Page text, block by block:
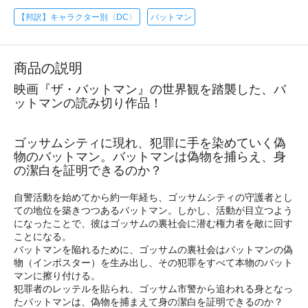
【邦訳】キャラクター別〈DC〉 バットマン
商品の説明
映画『ザ・バットマン』の世界観を踏襲した、バ
ットマンの読み切り作品！
ゴッサムシティに現れ、犯罪に手を染めていく偽
物のバットマン。バットマンは偽物を捕らえ、身
の潔白を証明できるのか？
自警活動を始めてから約一年経ち、ゴッサムシティの守護者とし
ての地位を築きつつあるバットマン。しかし、活動が目立つよう
になったことで、彼はゴッサムの裏社会に潜む権力者を敵に回す
ことになる。
バットマンを陥れるために、ゴッサムの裏社会はバットマンの偽
物（インポスター）を生み出し、その犯罪をすべて本物のバット
マンに擦り付ける。
犯罪者のレッテルを貼られ、ゴッサム市警から追われる身となっ
たバットマンは、偽物を捕まえて身の潔白を証明できるのか？